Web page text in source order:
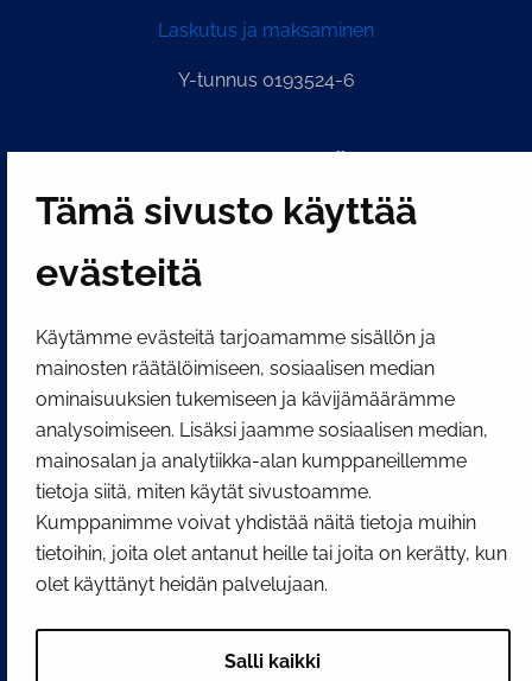
Tämä sivusto käyttää
evästeitä
Käytämme evästeitä tarjoamamme sisällön ja
mainosten räätälöimiseen, sosiaalisen median
ominaisuuksien tukemiseen ja kävijämäärämme
analysoimiseen. Lisäksi jaamme sosiaalisen median,
mainosalan ja analytiikka-alan kumppaneillemme
tietoja siitä, miten käytät sivustoamme.
Kumppanimme voivat yhdistää näitä tietoja muihin
tietoihin, joita olet antanut heille tai joita on kerätty, kun
olet käyttänyt heidän palvelujaan.
Salli kaikki
Laskutus ja maksaminen
Y-tunnus 0193524-6
SOSIAALINEN MEDIA
Facebook InstagramYouTube